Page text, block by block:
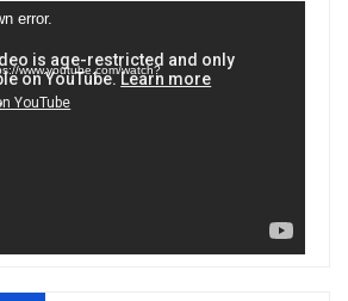
error.
www.youtube.com/watch?